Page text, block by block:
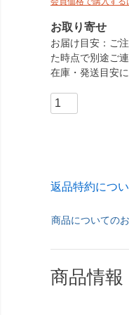
お取り寄せ
お届け目安
ご
た時点で別途ご
在庫・発送目安
返品特約につ
商品についての
商品情報